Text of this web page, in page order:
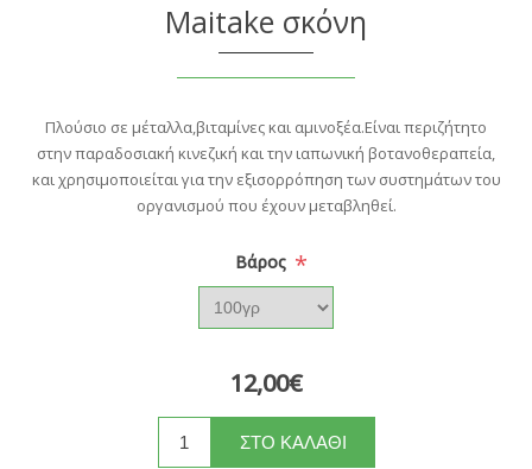
Maitake σκόνη
Πλούσιο σε μέταλλα,βιταμίνες και αμινοξέα.Είναι περιζήτητο
στην παραδοσιακή κινεζική και την ιαπωνική βοτανοθεραπεία,
και χρησιμοποιείται για την εξισορρόπηση των συστημάτων του
οργανισμού που έχουν μεταβληθεί.
Βάρος *
12,00€